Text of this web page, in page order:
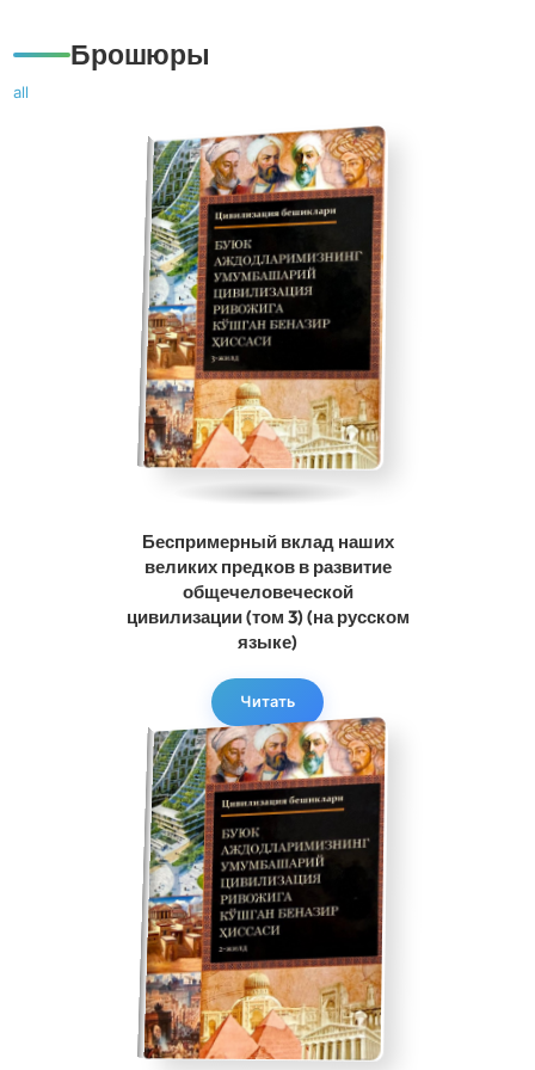
Брошюры
all
Беспримерный вклад наших
великих предков в развитие
общечеловеческой
цивилизации (том 3) (на русском
языке)
Читать